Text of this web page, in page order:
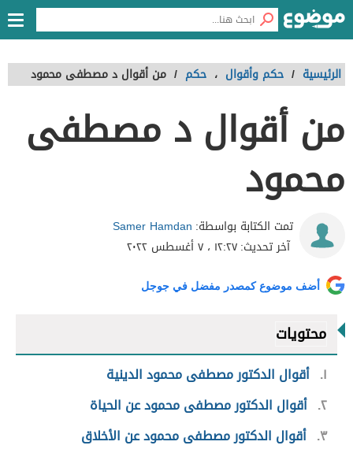
الرئيسية / حكم وأقوال ، حكم / من أقوال د مصطفى محمود
من أقوال د مصطفى
محمود
تمت الكتابة بواسطة: Samer Hamdan
آخر تحديث:١٢:٢٧ ، ٧ أغسطس ٢٠٢٢
أضف موضوع كمصدر مفضل في جوجل
محتويات
١ أقوال الدكتور مصطفى محمود الدينية
٢ أقوال الدكتور مصطفى محمود عن الحياة
٣ أقوال الدكتور مصطفى محمود عن الأخلاق